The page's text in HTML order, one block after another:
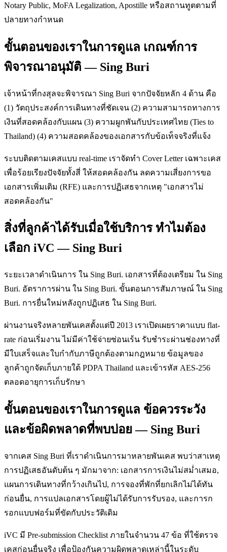
Notary Public, MoFA Legalization, Apostille หรือสถานทูตตามที่
ปลายทางกำหนด
ขั้นตอนของเราในการดูแล เกณฑ์การ
พิจารณาอนุมัติ — Sing Buri
เจ้าหน้าที่กงสุลจะพิจารณา Sing Buri จากปัจจัยหลัก 4 ด้าน คือ
(1) วัตถุประสงค์การเดินทางที่ชัดเจน (2) ความสามารถทางการ
เงินที่สอดคล้องกับแผน (3) ความผูกพันกับประเทศไทย (Ties to
Thailand) (4) ความสอดคล้องของเอกสารกับข้อเท็จจริงที่แจ้ง
ระบบติดตามเคสแบบ real-time เราจัดทำ Cover Letter เฉพาะเคส
เพื่อร้อยเรียงปัจจัยทั้งสี่ ให้สอดคล้องกัน ลดความเสี่ยงการขอ
เอกสารเพิ่มเติม (RFE) และการปฏิเสธจากเหตุ "เอกสารไม่
สอดคล้องกัน"
สิ่งที่ลูกค้าได้รับเมื่อใช้บริการ ทำไมต้อง
เลือก iVC — Sing Buri
ระยะเวลาดำเนินการ ใน Sing Buri. เอกสารที่ต้องเตรียม ใน Sing
Buri. อัตราการผ่าน ใน Sing Buri. ขั้นตอนการสัมภาษณ์ ใน Sing
Buri. การยื่นใหม่หลังถูกปฏิเสธ ใน Sing Buri.
ผ่านงานจริงหลายพันเคสตั้งแต่ปี 2013 เราเปิดเผยราคาแบบ flat-
rate ก่อนเริ่มงาน ไม่มีค่าใช้จ่ายซ่อนเร้น รับชำระผ่านช่องทางที่
มีใบเสร็จและใบกำกับภาษีถูกต้องตามกฎหมาย ข้อมูลของ
ลูกค้าถูกจัดเก็บภายใต้ PDPA Thailand และเข้ารหัส AES-256
ตลอดอายุการเก็บรักษา
ขั้นตอนของเราในการดูแล ข้อควรระวัง
และข้อผิดพลาดที่พบบ่อย — Sing Buri
จากเคส Sing Buri ที่เราดำเนินการมาหลายพันเคส พบว่าสาเหตุ
การปฏิเสธอันดับต้น ๆ มักมาจาก: เอกสารการเงินไม่สม่ำเสมอ,
แผนการเดินทางที่กว้างเกินไป, การจองที่พักที่ยกเลิกไม่ได้ทัน
ก่อนยื่น, การแปลเอกสารโดยผู้ไม่ได้รับการรับรอง, และการก
รอกแบบฟอร์มที่ขัดกับประวัติเดิม
iVC มี Pre-submission Checklist ภายในจำนวน 47 ข้อ ที่ใช้ตรวจ
เคสก่อนยื่นจริง เพื่อป้องกันความผิดพลาดเหล่านี้ในระดับ